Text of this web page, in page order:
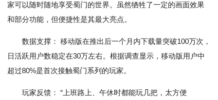
家可以随时随地享受蜀门的世界。虽然牺牲了一定的画面效果
和部分功能，但便捷性是其最大亮点。
数据支撑： 移动版在推出后一个月内下载量突破100万次，
日活跃用户数稳定在30万左右。根据调查显示，移动版用户中
超过80%是首次接触蜀门系列的玩家。
玩家反馈： “上班路上、午休时都能玩几把，太方便